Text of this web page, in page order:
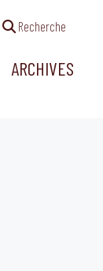
Recherche
ARCHIVES